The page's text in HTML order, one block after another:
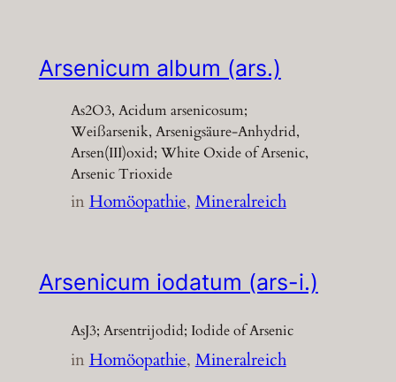
Arsenicum album (ars.)
As2O3, Acidum arsenicosum;
Weißarsenik, Arsenigsäure-Anhydrid,
Arsen(III)oxid; White Oxide of Arsenic,
Arsenic Trioxide
inHomöopathie, Mineralreich
Arsenicum iodatum (ars-i.)
AsJ3; Arsentrijodid; Iodide of Arsenic
inHomöopathie, Mineralreich